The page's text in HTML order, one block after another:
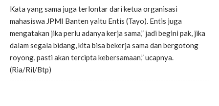
Kata yang sama juga terlontar dari ketua organisasi
mahasiswa JPMI Banten yaitu Entis (Tayo). Entis juga
mengatakan jika perlu adanya kerja sama,” jadi begini pak, jika
dalam segala bidang, kita bisa bekerja sama dan bergotong
royong, pasti akan tercipta kebersamaan,” ucapnya.
(Ria/Ril/Btp)